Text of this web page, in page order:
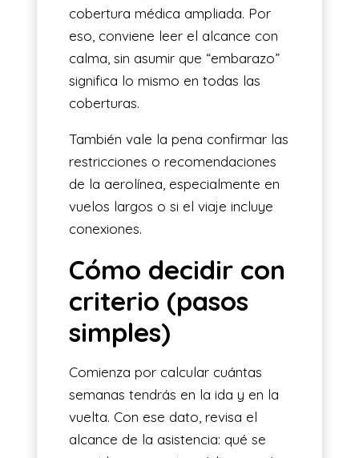
cobertura médica ampliada. Por
eso, conviene leer el alcance con
calma, sin asumir que “embarazo”
significa lo mismo en todas las
coberturas.
También vale la pena confirmar las
restricciones o recomendaciones
de la aerolínea, especialmente en
vuelos largos o si el viaje incluye
conexiones.
Cómo decidir con
criterio (pasos
simples)
Comienza por calcular cuántas
semanas tendrás en la ida y en la
vuelta. Con ese dato, revisa el
alcance de la asistencia: qué se